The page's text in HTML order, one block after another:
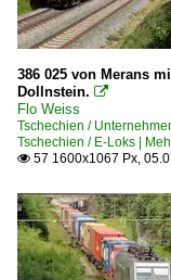
Potsdam
Putbus
Bahnhöfe (R -
Rodleben
Saarmund
Salzbergen
Schönfließ
386 025 von Merans
Dollnstein. 
Flo Weiss
Tschechien /
Tschechien / E-Loks |
 57 1600x1067 Px,